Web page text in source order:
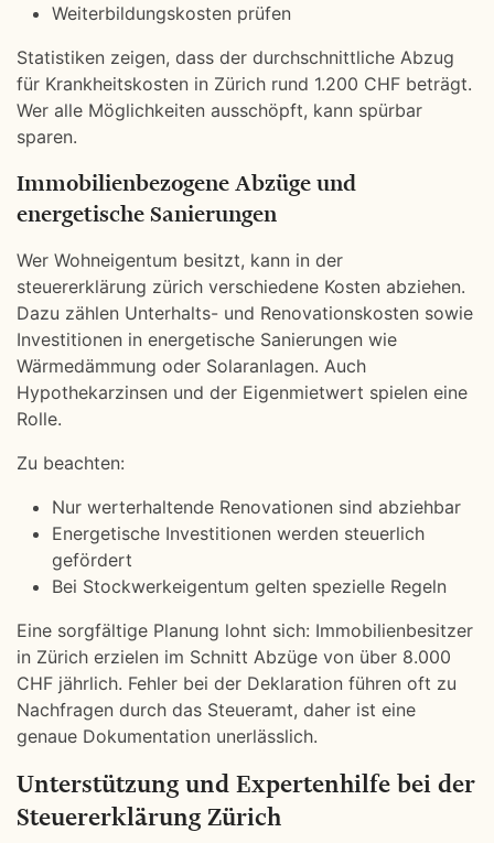
Weiterbildungskosten prüfen
Statistiken zeigen, dass der durchschnittliche Abzug
für Krankheitskosten in Zürich rund 1.200 CHF beträgt.
Wer alle Möglichkeiten ausschöpft, kann spürbar
sparen.
Immobilienbezogene Abzüge und
energetische Sanierungen
Wer Wohneigentum besitzt, kann in der
steuererklärung zürich verschiedene Kosten abziehen.
Dazu zählen Unterhalts- und Renovationskosten sowie
Investitionen in energetische Sanierungen wie
Wärmedämmung oder Solaranlagen. Auch
Hypothekarzinsen und der Eigenmietwert spielen eine
Rolle.
Zu beachten:
Nur werterhaltende Renovationen sind abziehbar
Energetische Investitionen werden steuerlich
gefördert
Bei Stockwerkeigentum gelten spezielle Regeln
Eine sorgfältige Planung lohnt sich: Immobilienbesitzer
in Zürich erzielen im Schnitt Abzüge von über 8.000
CHF jährlich. Fehler bei der Deklaration führen oft zu
Nachfragen durch das Steueramt, daher ist eine
genaue Dokumentation unerlässlich.
Unterstützung und Expertenhilfe bei der
Steuererklärung Zürich